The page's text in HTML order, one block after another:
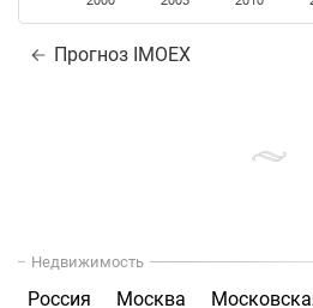
Прогноз IMOEX
Недвижимость
Россия Москва